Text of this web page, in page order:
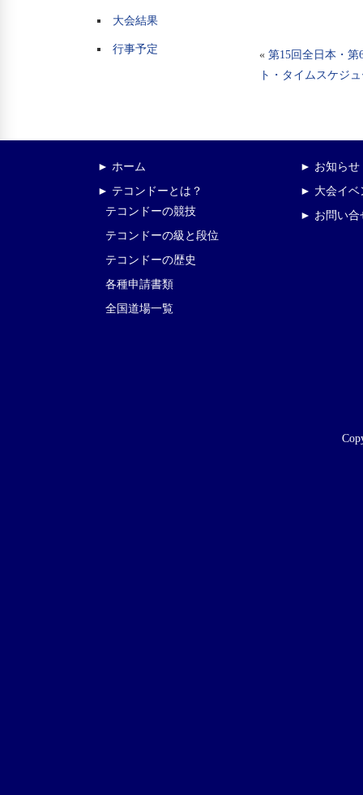
大会結果
行事予定 « 第15回全日本・
ト・タイムスケジ
► ホーム
► テコンドーとは？
テコンドーの競技
テコンドーの級と段位
テコンドーの歴史
各種申請書類
全国道場一覧
► お知らせ
► 大会イベ
► お問い合